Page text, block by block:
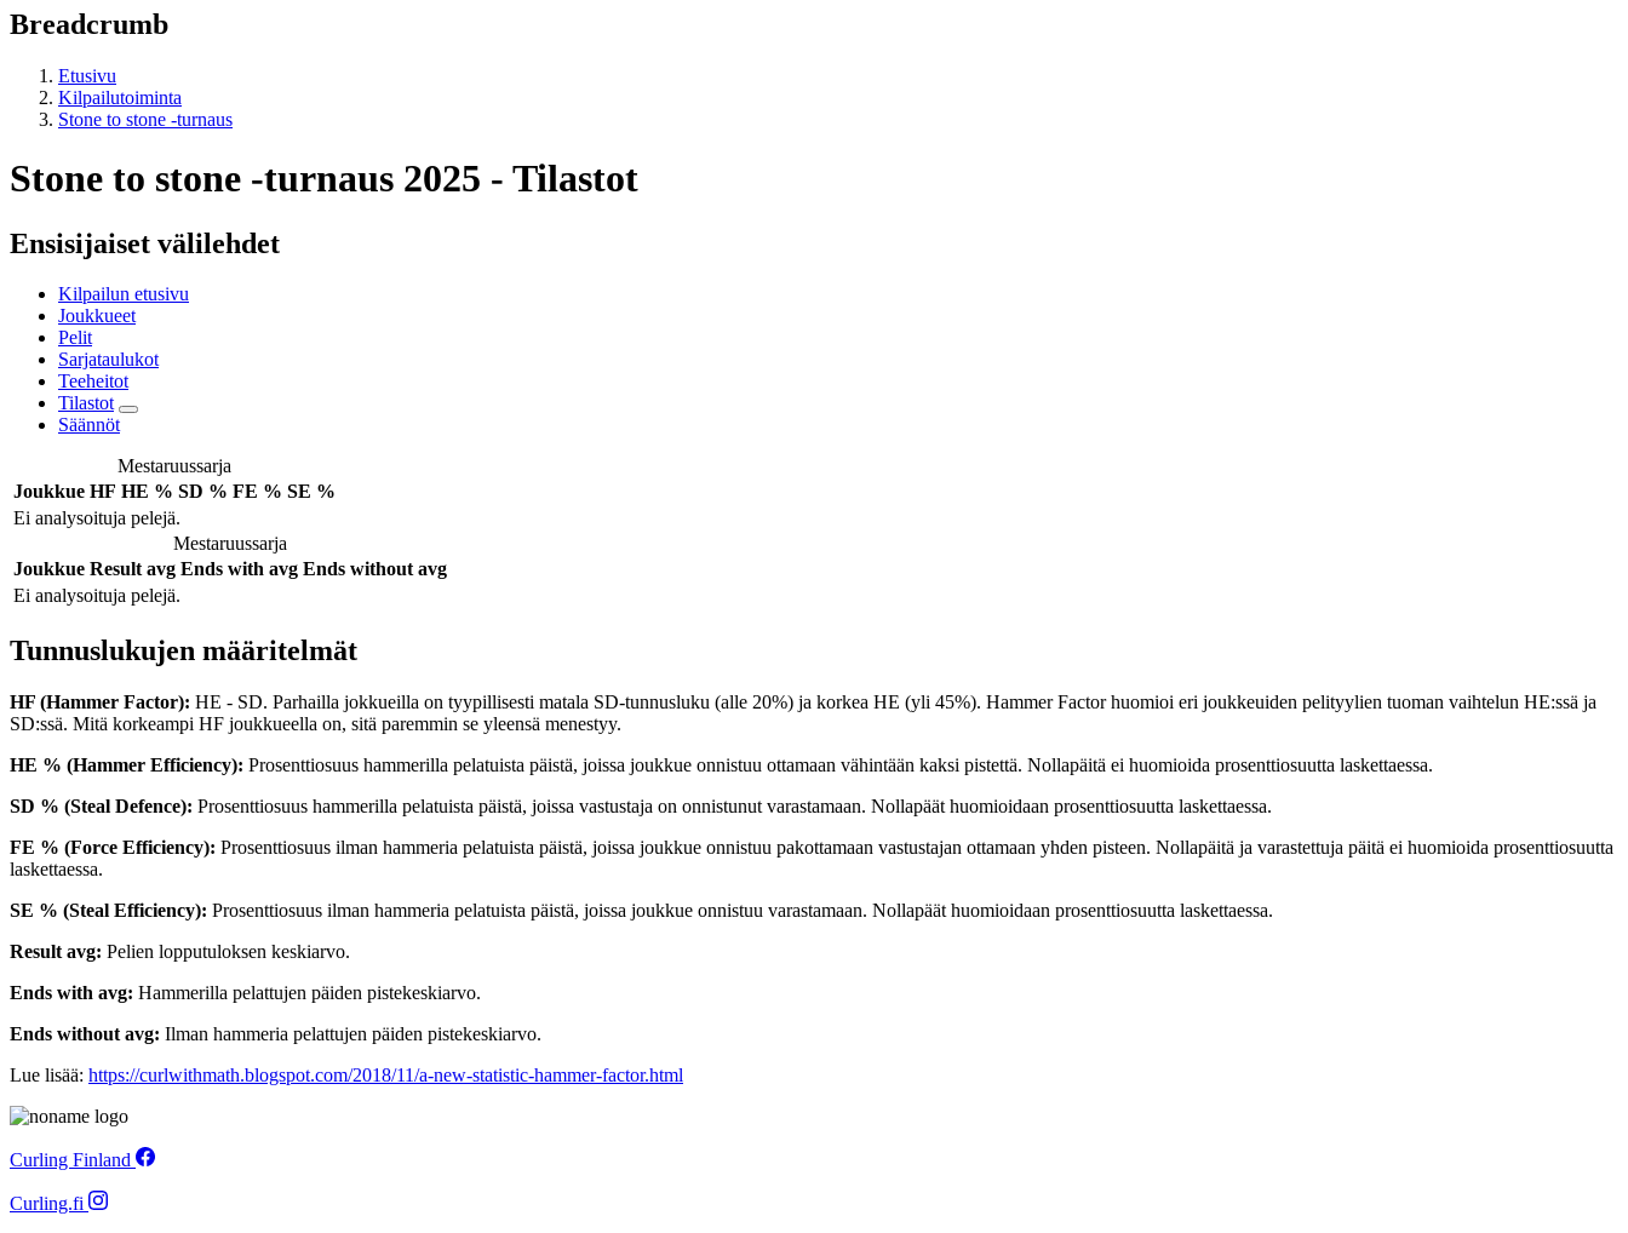
Breadcrumb
Etusivu
Kilpailutoiminta
Stone to stone -turnaus
Stone to stone -turnaus 2025 - Tilastot
Ensisijaiset välilehdet
Kilpailun etusivu
Joukkueet
Pelit
Sarjataulukot
Teeheitot
Tilastot
Säännöt
Mestaruussarja
Joukkue HF HE % SD % FE % SE %
Ei analysoituja pelejä.
Mestaruussarja
Joukkue Result avg Ends with avg Ends without avg
Ei analysoituja pelejä.
Tunnuslukujen määritelmät
HF (Hammer Factor): HE - SD. Parhailla jokkueilla on tyypillisesti matala SD-tunnusluku (alle 20%) ja korkea HE (yli 45%). Hammer Factor huomioi eri joukkeuiden pelityylien tuoman vaihtelun HE:ssä ja
SD:ssä. Mitä korkeampi HF joukkueella on, sitä paremmin se yleensä menestyy.
HE % (Hammer Efficiency): Prosenttiosuus hammerilla pelatuista päistä, joissa joukkue onnistuu ottamaan vähintään kaksi pistettä. Nollapäitä ei huomioida prosenttiosuutta laskettaessa.
SD % (Steal Defence): Prosenttiosuus hammerilla pelatuista päistä, joissa vastustaja on onnistunut varastamaan. Nollapäät huomioidaan prosenttiosuutta laskettaessa.
FE % (Force Efficiency): Prosenttiosuus ilman hammeria pelatuista päistä, joissa joukkue onnistuu pakottamaan vastustajan ottamaan yhden pisteen. Nollapäitä ja varastettuja päitä ei huomioida prosenttiosuutta
laskettaessa.
SE % (Steal Efficiency): Prosenttiosuus ilman hammeria pelatuista päistä, joissa joukkue onnistuu varastamaan. Nollapäät huomioidaan prosenttiosuutta laskettaessa.
Result avg: Pelien lopputuloksen keskiarvo.
Ends with avg: Hammerilla pelattujen päiden pistekeskiarvo.
Ends without avg: Ilman hammeria pelattujen päiden pistekeskiarvo.
Lue lisää: https://curlwithmath.blogspot.com/2018/11/a-new-statistic-hammer-factor.html
Curling Finland
Curling.fi